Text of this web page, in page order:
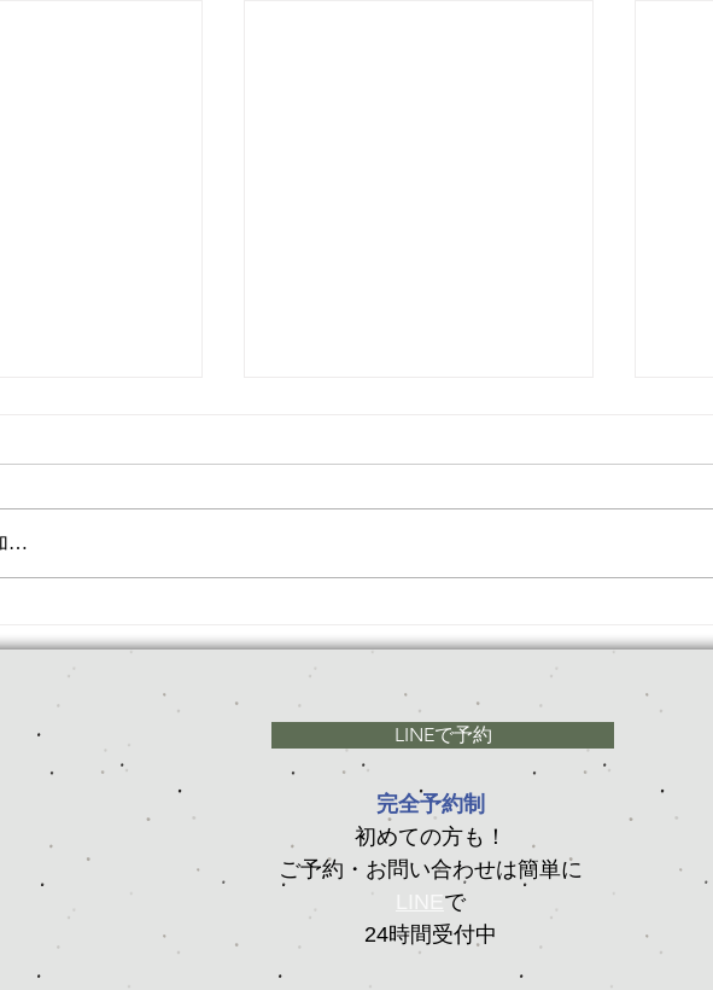
☆
…
LINEで予約
完全予約制
初めての方も！
ご予約・お問い合わせは簡単に
で
24時間受付中